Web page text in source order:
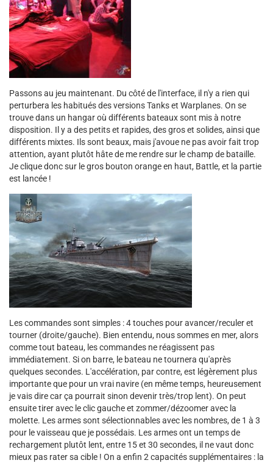
Passons au jeu maintenant. Du côté de l'interface, il n'y a rien qui
perturbera les habitués des versions Tanks et Warplanes. On se
trouve dans un hangar où différents bateaux sont mis à notre
disposition. Il y a des petits et rapides, des gros et solides, ainsi que
différents mixtes. Ils sont beaux, mais j'avoue ne pas avoir fait trop
attention, ayant plutôt hâte de me rendre sur le champ de bataille.
Je clique donc sur le gros bouton orange en haut, Battle, et la partie
est lancée !
Les commandes sont simples : 4 touches pour avancer/reculer et
tourner (droite/gauche). Bien entendu, nous sommes en mer, alors
comme tout bateau, les commandes ne réagissent pas
immédiatement. Si on barre, le bateau ne tournera qu'après
quelques secondes. L'accélération, par contre, est légèrement plus
importante que pour un vrai navire (en même temps, heureusement
je vais dire car ça pourrait sinon devenir très/trop lent). On peut
ensuite tirer avec le clic gauche et zommer/dézoomer avec la
molette. Les armes sont sélectionnables avec les nombres, de 1 à 3
pour le vaisseau que je possédais. Les armes ont un temps de
rechargement plutôt lent, entre 15 et 30 secondes, il ne vaut donc
mieux pas rater sa cible ! On a enfin 2 capacités supplémentaires : la